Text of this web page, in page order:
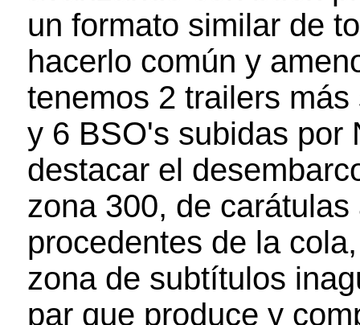
un formato similar de
hacerlo común y
tenemos 2 trailers
y 6 BSO's subidas por
destacar el
zona 300, de
procedentes de la
zona de subtítulos
par que produce y